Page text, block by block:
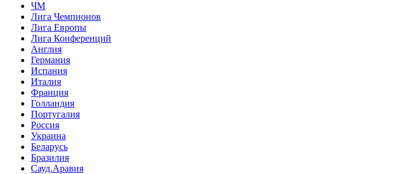
ЧМ
Лига Чемпионов
Лига Европы
Лига Конференций
Англия
Германия
Испания
Италия
Франция
Голландия
Португалия
Россия
Украина
Беларусь
Бразилия
Сауд.Аравия